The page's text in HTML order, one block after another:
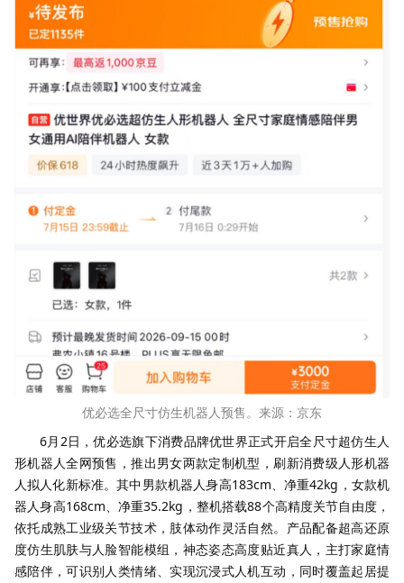
优必选全尺寸仿生机器人预售。来源：京东
6月2日，优必选旗下消费品牌优世界正式开启全尺寸超仿生人
形机器人全网预售，推出男女两款定制机型，刷新消费级人形机器
人拟人化新标准。其中男款机器人身高183cm、净重42kg，女款机
器人身高168cm、净重35.2kg，整机搭载88个高精度关节自由度，
依托成熟工业级关节技术，肢体动作灵活自然。产品配备超高还原
度仿生肌肤与人脸智能模组，神态姿态高度贴近真人，主打家庭情
感陪伴，可识别人类情绪、实现沉浸式人机互动，同时覆盖起居提